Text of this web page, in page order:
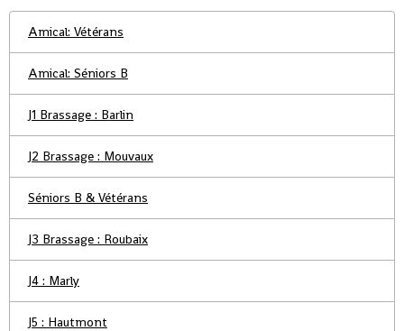
Amical: Vétérans
Amical: Séniors B
J1 Brassage : Barlin
J2 Brassage : Mouvaux
Séniors B & Vétérans
J3 Brassage : Roubaix
J4 : Marly
J5 : Hautmont